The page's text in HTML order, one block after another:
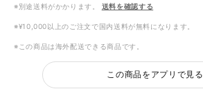
※別途送料がかかります。 送料を確認する
※¥10,000以上のご注文で国内送料が無料になります。
※この商品は海外配送できる商品です。
この商品をアプリで見る